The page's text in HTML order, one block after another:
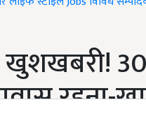
रहना-